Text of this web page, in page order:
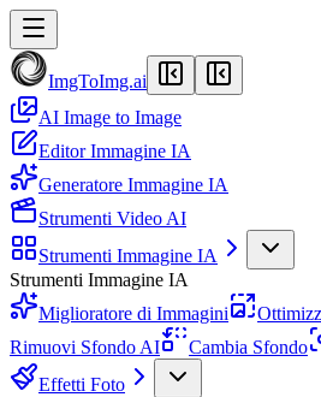
ImgToImg.ai
AI Image to Image
Editor Immagine IA
Generatore Immagine IA
Strumenti Video AI
Strumenti Immagine IA
Strumenti Immagine IA
Miglioratore di Immagini
Rimuovi Sfondo AI
Cambia Sfondo
Effetti Foto